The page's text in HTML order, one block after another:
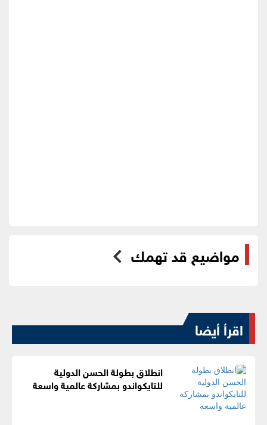
مواضيع قد تهمك
اقرأ أيضا
انطلاق بطولة الحسن الدولية
للتايكواندو بمشاركة عالمية واسعة